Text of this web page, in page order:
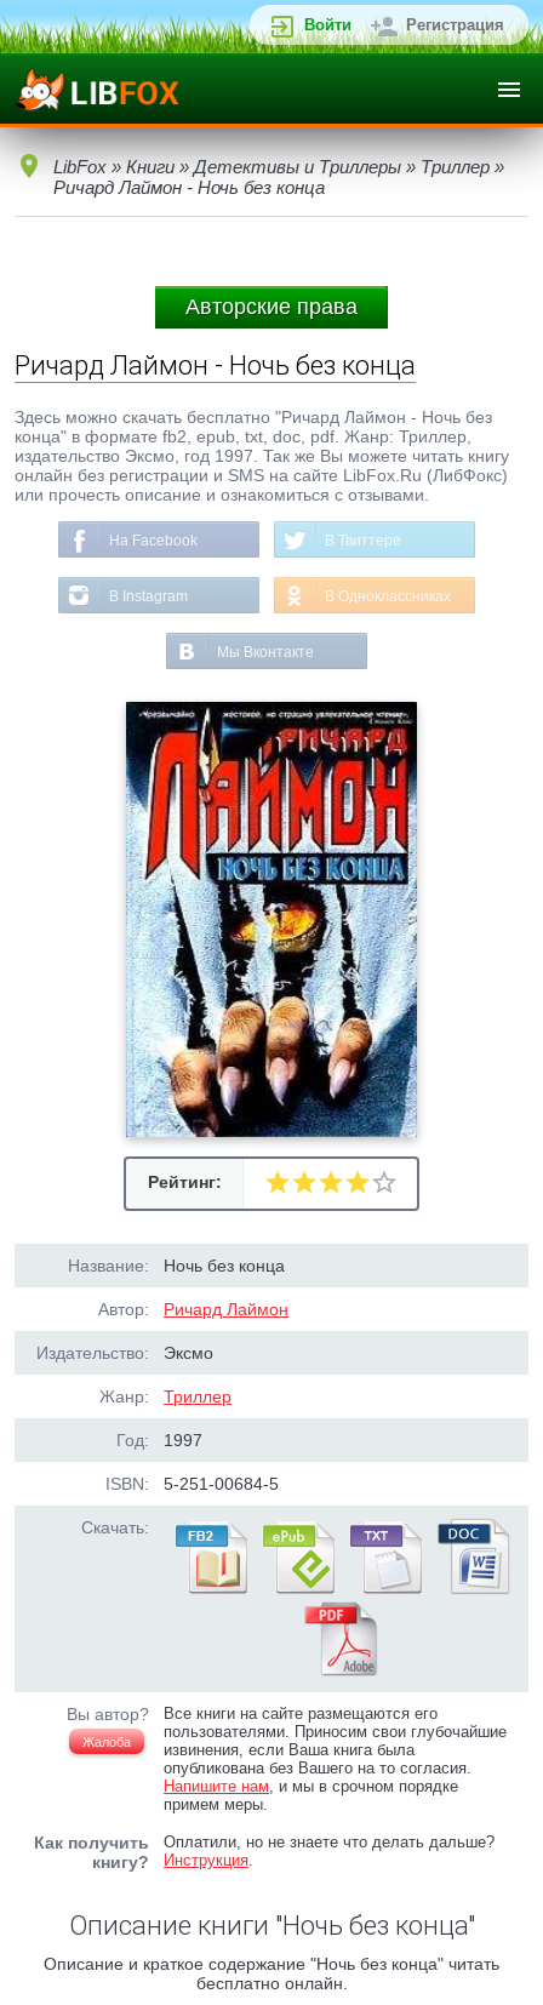
Войти Регистрация
LibFox » Книги » Детективы и Триллеры » Триллер »
Ричард Лаймон - Ночь без конца
Авторские права
Ричард Лаймон - Ночь без конца
Здесь можно скачать бесплатно "Ричард Лаймон - Ночь без
конца" в формате fb2, epub, txt, doc, pdf. Жанр: Триллер,
издательство Эксмо, год 1997. Так же Вы можете читать книгу
онлайн без регистрации и SMS на сайте LibFox.Ru (ЛибФокс)
или прочесть описание и ознакомиться с отзывами.
На Facebook В Твиттере
В Instagram В Одноклассниках
Мы Вконтакте
Рейтинг:
Название: Ночь без конца
Автор: Ричард Лаймон
Издательство: Эксмо
Жанр: Триллер
Год: 1997
ISBN: 5-251-00684-5
Скачать:
Вы автор?
Жалоба
Все книги на сайте размещаются его
пользователями. Приносим свои глубочайшие
извинения, если Ваша книга была
опубликована без Вашего на то согласия.
Напишите нам, и мы в срочном порядке
примем меры.
Как получить
книгу?
Оплатили, но не знаете что делать дальше?
Инструкция.
Описание книги "Ночь без конца"
Описание и краткое содержание "Ночь без конца" читать
бесплатно онлайн.